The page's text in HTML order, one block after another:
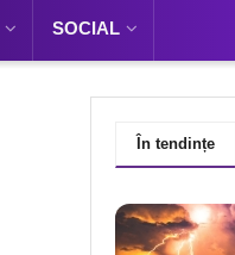
SOCIAL
În tendințe